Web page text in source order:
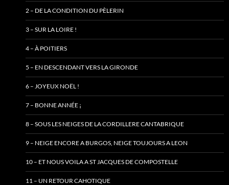
2 – DE LA CONDITION DU PÈLERIN
3 – SUR LA LOIRE !
4 – À POITIERS
5 – EN DESCENDANT VERS LA GIRONDE
6 – JOYEUX NOËL !
7 – BONNE ANNÉE ¡
8 – SOUS LES NEIGES DE LA CORDILLERE CANTABRIQUE
9 – NEIGE ENCORE A BURGOS, NEIGE TOUJOURS A LEON
10 – ET NOUS VOILA A ST JACQUES DE COMPOSTELLE
11 – UN RETOUR CAHOTIQUE